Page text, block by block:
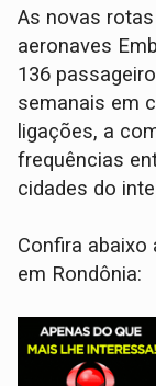
As novas
aeronaves
136
semanais em
ligações, a
frequências
cidades do
Confira abaixo
em Rondônia: